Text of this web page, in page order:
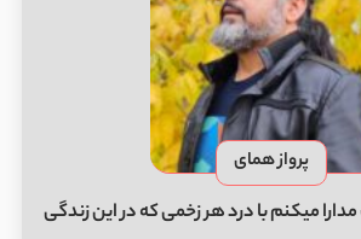
پرواز همای
میکنم با درد هر زخمی که در این زندگی